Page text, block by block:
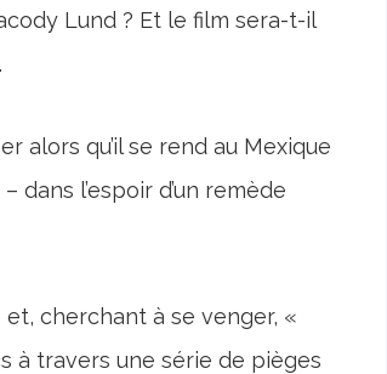
Lund ? Et le film sera-t-il
alors qu’il se rend au Mexique
l’espoir d’un remède
cherchant à se venger, «
à travers une série de pièges